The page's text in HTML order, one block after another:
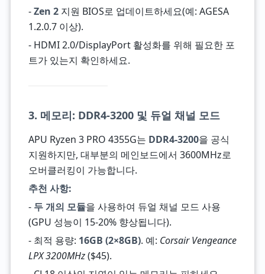
-Zen 2지원 BIOS로 업데이트하세요(예: AGESA
1.2.0.7 이상).
- HDMI 2.0/DisplayPort 활성화를 위해 필요한 포
트가 있는지 확인하세요.
3. 메모리: DDR4-3200 및 듀얼 채널 모드
APU Ryzen 3 PRO 4355G는 DDR4-3200을 공식
지원하지만, 대부분의 메인보드에서 3600MHz로
오버클러킹이 가능합니다.
추천 사항:
- 두 개의 모듈을 사용하여 듀얼 채널 모드 사용
(GPU 성능이 15-20% 향상됩니다).
- 최적 용량: 16GB (2×8GB). 예: Corsair Vengeance
LPX 3200MHz($45).